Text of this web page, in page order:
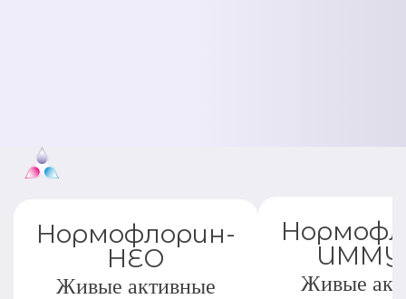
Нормофлорин-
НЕО
Живые активные
Живые